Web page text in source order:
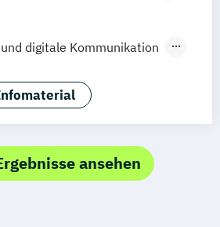
Karlsruhe
Offenbach Saarbrücken
Innsbruck Wien
Friedrichshafen
Münster Trier
Linz
digitale Kommunikation
Medien
und Kommunikation
ansehen